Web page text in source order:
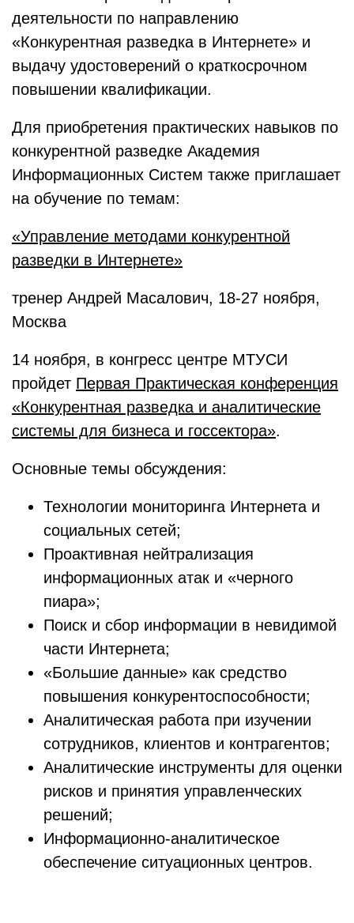
деятельности по направлению
«Конкурентная разведка в Интернете» и
выдачу удостоверений о краткосрочном
повышении квалификации.
Для приобретения практических навыков по
конкурентной разведке Академия
Информационных Систем также приглашает
на обучение по темам:
«Управление методами конкурентной
разведки в Интернете»
тренер Андрей Масалович, 18-27 ноября,
Москва
14 ноября, в конгресс центре МТУСИ
пройдет Первая Практическая конференция
«Конкурентная разведка и аналитические
системы для бизнеса и госсектора».
Основные темы обсуждения:
Технологии мониторинга Интернета и
социальных сетей;
Проактивная нейтрализация
информационных атак и «черного
пиара»;
Поиск и сбор информации в невидимой
части Интернета;
«Большие данные» как средство
повышения конкурентоспособности;
Аналитическая работа при изучении
сотрудников, клиентов и контрагентов;
Аналитические инструменты для оценки
рисков и принятия управленческих
решений;
Информационно-аналитическое
обеспечение ситуационных центров.